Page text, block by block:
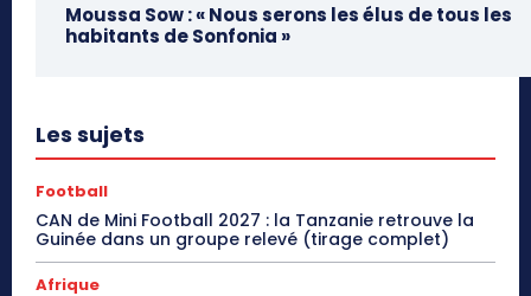
Moussa Sow : « Nous serons les élus de tous les
habitants de Sonfonia »
Les sujets
Football
CAN de Mini Football 2027 : la Tanzanie retrouve la
Guinée dans un groupe relevé (tirage complet)
Afrique